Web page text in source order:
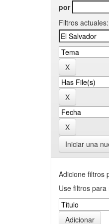
por
Filtros actuales:
Iniciar una
Adicione filtros
Use filtros